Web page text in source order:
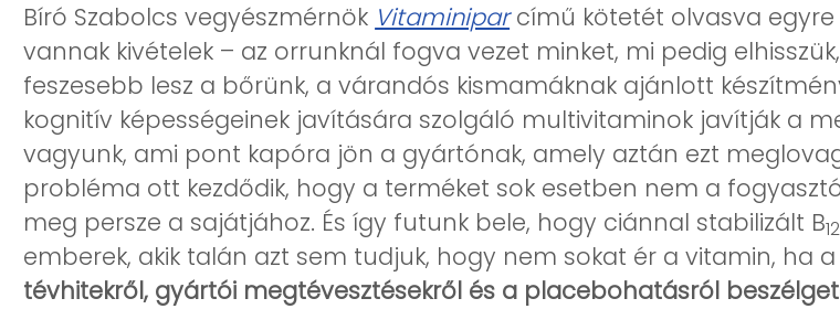
Bíró Szabolcs vegyészmérnök Vitaminiparcímű kötetét olvasva egyre
vannak kivételek – az orrunknál fogva vezet minket, mi pedig
feszesebb lesz a bőrünk, a várandós kismamáknak ajánlott
kognitív képességeinek javítására szolgáló multivitaminok javítják a
vagyunk, ami pont kapóra jön a gyártónak, amely aztán ezt
probléma ott kezdődik, hogy a terméket sok esetben nem a
meg persze a sajátjához. És így futunk bele, hogy ciánnal stabilizált B12
emberek, akik talán azt sem tudjuk, hogy nem sokat ér a vitamin, ha
tévhitekről, gyártói megtévesztésekről és a placebohatásról